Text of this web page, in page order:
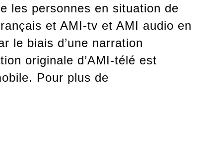
les personnes en situation de
et AMI-tv et AMI audio en
le biais d’une narration
originale d’AMI-télé est
Pour plus de